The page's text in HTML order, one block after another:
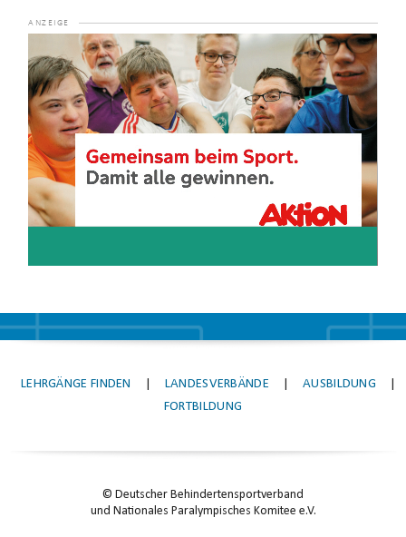
Player
LEHRGÄNGE FINDEN LANDESVERBÄNDE AUSBILDUNG
FORTBILDUNG
© Deutscher Behindertensportverband
und Nationales Paralympisches Komitee e.V.